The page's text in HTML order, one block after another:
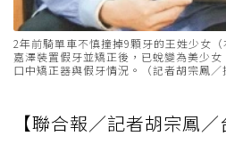
2年前騎單車不慎撞掉9顆牙的王姓少女
嘉澤裝置假牙並矯正後，已蛻變為美少
口中矯正器與假牙情況。（記者胡宗鳳／
【聯合報／記者胡宗鳳／